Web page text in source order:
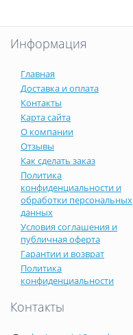
Информация
Главная
Доставка и оплата
Контакты
Карта сайта
О компании
Отзывы
Как сделать заказ
Политика
конфиденциальности и
обработки персональных
данных
Условия соглашения и
публичная оферта
Гарантии и возврат
Политика
конфиденциальности
Контакты